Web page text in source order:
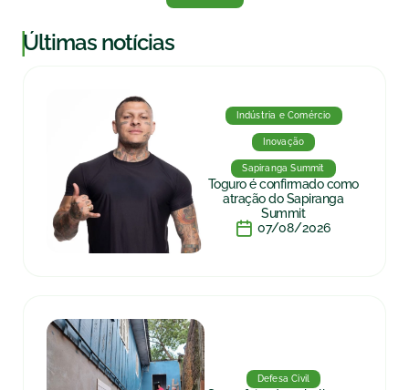
|Últimas notícias
Indústria e Comércio
Inovação
Sapiranga Summit
Toguro é confirmado como
atração do Sapiranga
Summit
07/08/2026
Defesa Civil